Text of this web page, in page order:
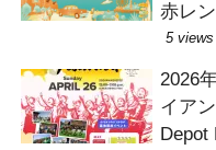
赤レ
5 views
2026
イア
Depot